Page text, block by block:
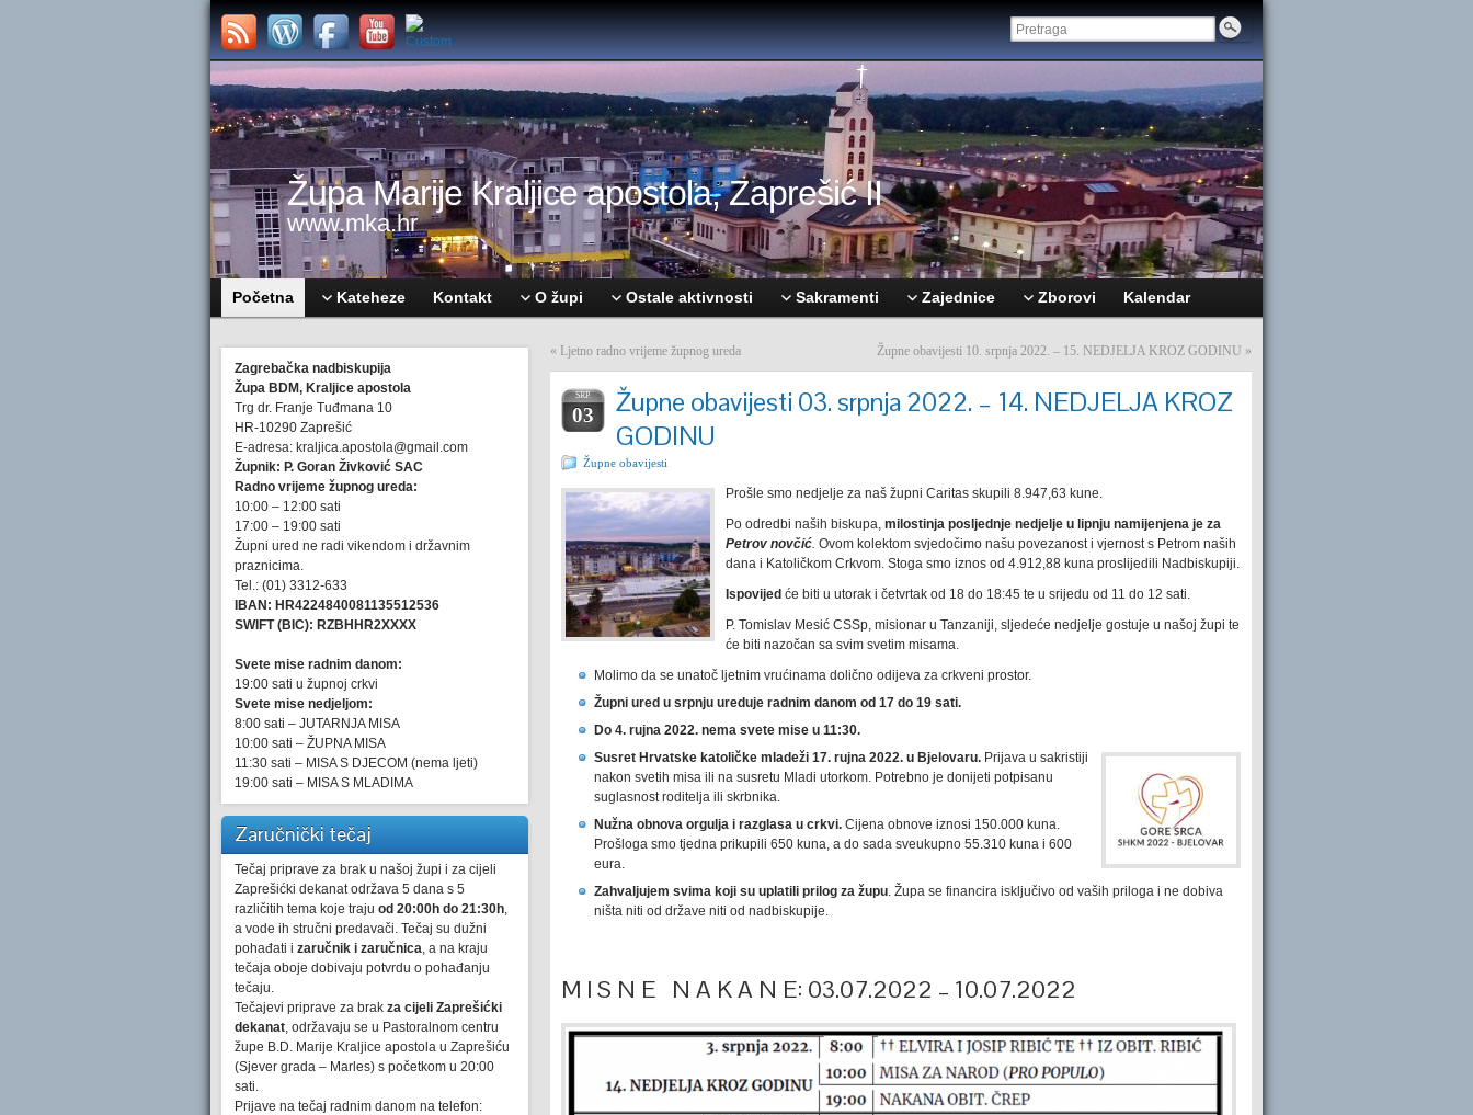
Župa Marije Kraljice apostola, Zaprešić II
www.mka.hr
Početna Kateheze Kontakt O župi Ostale aktivnosti Sakramenti Zajednice Zborovi Kalendar
Zagrebačka nadbiskupija
Župa BDM, Kraljice apostola
Trg dr. Franje Tuđmana 10
HR-10290 Zaprešić
E-adresa: kraljica.apostola@gmail.com
Župnik: P. Goran Živković SAC
Radno vrijeme župnog ureda:
10:00 – 12:00 sati
17:00 – 19:00 sati
Župni ured ne radi vikendom i državnim
praznicima.
Tel.: (01) 3312-633
IBAN: HR4224840081135512536
SWIFT (BIC): RZBHHR2XXXX
Svete mise radnim danom:
19:00 sati u župnoj crkvi
Svete mise nedjeljom:
8:00 sati – JUTARNJA MISA
10:00 sati – ŽUPNA MISA
11:30 sati – MISA S DJECOM (nema ljeti)
19:00 sati – MISA S MLADIMA
Zaručnički tečaj
Tečaj priprave za brak u našoj župi i za cijeli
Zaprešićki dekanat održava 5 dana s 5
različitih tema koje traju od 20:00h do 21:30h,
a vode ih stručni predavači. Tečaj su dužni
pohađati i zaručnik i zaručnica, a na kraju
tečaja oboje dobivaju potvrdu o pohađanju
tečaju.
Tečajevi priprave za brak za cijeli Zaprešićki
dekanat, održavaju se u Pastoralnom centru
župe B.D. Marije Kraljice apostola u Zaprešiću
(Sjever grada – Marles) s početkom u 20:00
sati.
Prijave na tečaj radnim danom na telefon:
« Ljetno radno vrijeme župnog ureda Župne obavijesti 10. srpnja 2022. – 15. NEDJELJA KROZ GODINU »
SRP.
03
Župne obavijesti 03. srpnja 2022. – 14. NEDJELJA KROZ
GODINU
Župne obavijesti
Prošle smo nedjelje za naš župni Caritas skupili 8.947,63 kune.
Po odredbi naših biskupa, milostinja posljednje nedjelje u lipnju namijenjena je za
Petrov novčić. Ovom kolektom svjedočimo našu povezanost i vjernost s Petrom naših
dana i Katoličkom Crkvom. Stoga smo iznos od 4.912,88 kuna proslijedili Nadbiskupiji.
Ispovijed će biti u utorak i četvrtak od 18 do 18:45 te u srijedu od 11 do 12 sati.
P. Tomislav Mesić CSSp, misionar u Tanzaniji, sljedeće nedjelje gostuje u našoj župi te
će biti nazočan sa svim svetim misama.
Molimo da se unatoč ljetnim vrućinama dolično odijeva za crkveni prostor.
Župni ured u srpnju ureduje radnim danom od 17 do 19 sati.
Do 4. rujna 2022. nema svete mise u 11:30.
Susret Hrvatske katoličke mladeži 17. rujna 2022. u Bjelovaru. Prijava u sakristiji
nakon svetih misa ili na susretu Mladi utorkom. Potrebno je donijeti potpisanu
suglasnost roditelja ili skrbnika.
Nužna obnova orgulja i razglasa u crkvi. Cijena obnove iznosi 150.000 kuna.
Prošloga smo tjedna prikupili 650 kuna, a do sada sveukupno 55.310 kuna i 600
eura.
Zahvaljujem svima koji su uplatili prilog za župu. Župa se financira isključivo od vaših priloga i ne dobiva
ništa niti od države niti od nadbiskupije.
M I S N E N A K A N E: 03.07.2022 – 10.07.2022